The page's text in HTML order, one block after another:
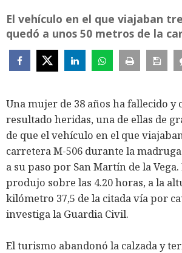
El vehículo en el que viajaban
quedó a unos 50 metros de la
Una mujer de 38 años ha fallecido y
resultado heridas, una de ellas de
de que el vehículo en el que
carretera M-506 durante la
a su paso por San Martín de la Vega.
produjo sobre las 4.20 horas, a la
kilómetro 37,5 de la citada vía por
investiga la Guardia Civil.
El turismo abandonó la calzada y